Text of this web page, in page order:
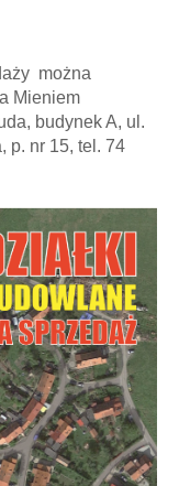
można
Mieniem
budynek A, ul.
p. nr 15, tel. 74